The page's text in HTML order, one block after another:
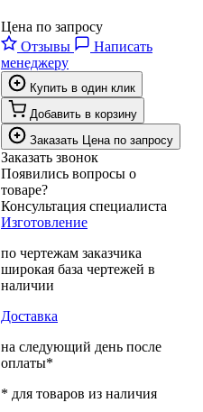
Цена по запросу
Отзывы
Написать
менеджеру
Купить в один клик
Добавить в корзину
Заказать Цена по запросу
Заказать звонок
Появились вопросы о
товаре?
Консультация специалиста
Изготовление
по чертежам заказчика
широкая база чертежей в
наличии
Доставка
на следующий день после
оплаты*
* для товаров из наличия